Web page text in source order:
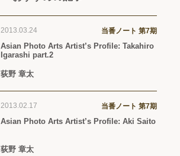
2013.03.24 当番ノート 第7期
Asian Photo Arts Artist’s Profile: Takahiro
Igarashi part.2
荻野 章太
2013.02.17 当番ノート 第7期
Asian Photo Arts Artist’s Profile: Aki Saito
荻野 章太